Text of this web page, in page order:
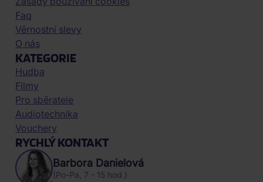
Faq
Věrnostní slevy
O nás
KATEGORIE
Hudba
Filmy
Pro sběratele
Audiotechnika
Vouchery
RYCHLÝ KONTAKT
Barbora Danielová
(Po-Pa, 7 - 15 hod.)